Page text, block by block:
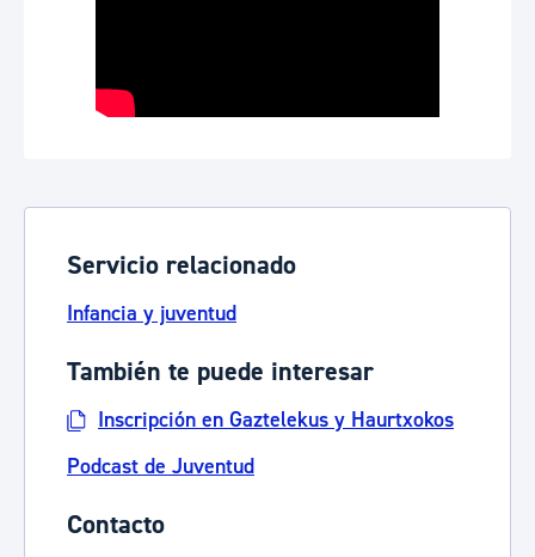
Servicio relacionado
Infancia y juventud
También te puede interesar
Inscripción en Gaztelekus y Haurtxokos
Podcast de Juventud
Contacto